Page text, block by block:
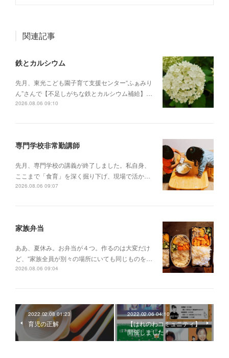
関連記事
鉄とカルシウム
先月、東光こども園子育て支援センター“ふぁみり
ん”さんで【不足しがちな鉄とカルシウム補給】…
2026.08.06 09:10
専門学校非常勤講師
先月、専門学校の講義が終了しました。私自身、
ここまで「食育」を深く掘り下げ、現場で活か…
2026.08.06 09:07
家族弁当
ああ、夏休み。お弁当が４つ。作るのは大変だけ
ど、“家族全員が別々の場所にいても同じものを…
2026.08.06 09:04
2022.02.08 01:23
育児の正解
2022.02.06 04:10
【はれのわコミュニティ】
開催しました！